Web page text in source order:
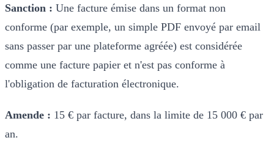
Sanction : Une facture émise dans un format non
conforme (par exemple, un simple PDF envoyé par email
sans passer par une plateforme agréée) est considérée
comme une facture papier et n'est pas conforme à
l'obligation de facturation électronique.
Amende : 15 € par facture, dans la limite de 15 000 € par
an.